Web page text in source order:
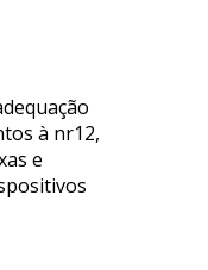
à nr12,
e